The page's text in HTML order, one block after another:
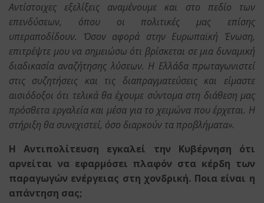
Αντίστοιχες εξελίξεις αναμένουμε και στο πεδίο των
επενδύσεων, όπου οι πολιτικές μας επίσης
υπεραποδίδουν. Όσον αφορά στην Ευρωπαϊκή Ένωση,
επιτρέψτε μου να σημειώσω ότι βρίσκεται σε μια δυναμική
διαδικασία αναζήτησης λύσεων. Η Ελλάδα πρωταγωνιστεί
στις συζητήσεις και τις διαπραγματεύσεις και είμαστε
αισιόδοξοι ότι τελικά θα έχουμε σύντομα στη διάθεση μας
πρόσθετα εργαλεία και μέσα για το χειμώνα που έρχεται. Η
στήριξη θα συνεχιστεί, όσο διαρκούν τα προβλήματα».
Η Αντιπολίτευση εγκαλεί την Κυβέρνηση ότι
αρνείται να εφαρμόσει πλαφόν στα κέρδη των
παραγωγών ενέργειας στη χονδρική. Ποια είναι η
απάντηση σας;